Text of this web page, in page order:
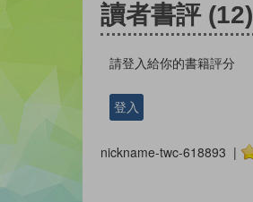
讀者書評 (12)
請登入給你的書籍評分
登入
nickname-twc-618893 |